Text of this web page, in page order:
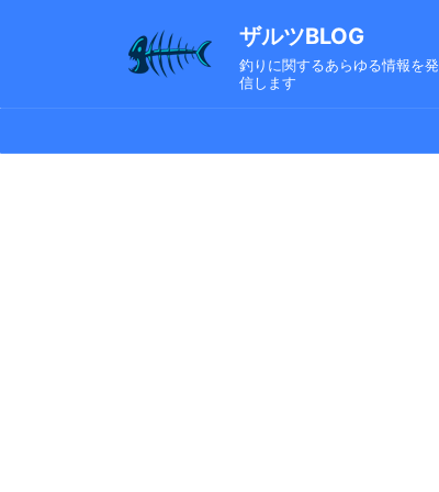
ザルツBLOG
釣りに関するあらゆる情報を発
信します